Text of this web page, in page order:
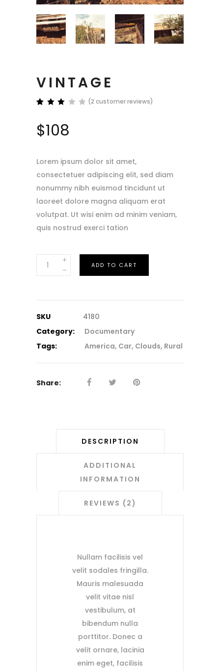
VINTAGE
out
of 5
ratings
(2 customer reviews)
$108
Lorem ipsum dolor sit amet,
consectetuer adipiscing elit, sed diam
nonummy nibh euismod tincidunt ut
laoreet dolore magna aliquam erat
volutpat. Ut wisi enim ad minim veniam,
quis nostrud exerci tation
Vintage
quantity
ADD TO CART
SKU
4180
Category:
Documentary
Tags:
America, Car, Clouds, Rural
Share:
DESCRIPTION
ADDITIONAL
INFORMATION
REVIEWS (2)
Nullam facilisis vel
velit sodales fringilla.
Mauris malesuada
velit vitae nisl
vestibulum, at
bibendum nulla
porttitor. Donec a
velit ornare, lacinia
enim eget, facilisis